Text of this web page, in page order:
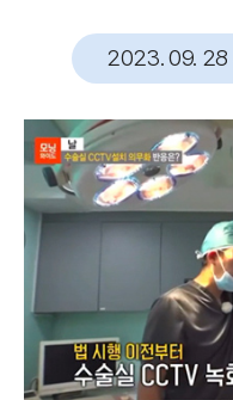
2023. 09. 28